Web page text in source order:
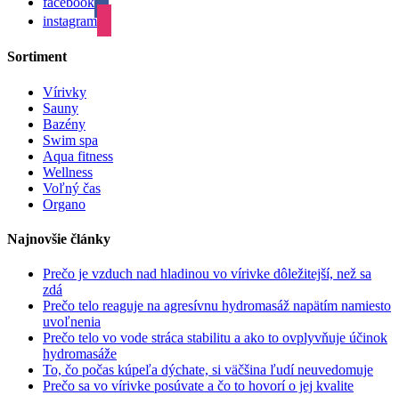
instagram
Sortiment
Vírivky
Sauny
Bazény
Swim spa
Aqua fitness
Wellness
Voľný čas
Organo
Najnovšie články
Prečo je vzduch nad hladinou vo vírivke dôležitejší, než sa
zdá
Prečo telo reaguje na agresívnu hydromasáž napätím namiesto
uvoľnenia
Prečo telo vo vode stráca stabilitu a ako to ovplyvňuje účinok
hydromasáže
To, čo počas kúpeľa dýchate, si väčšina ľudí neuvedomuje
Prečo sa vo vírivke posúvate a čo to hovorí o jej kvalite